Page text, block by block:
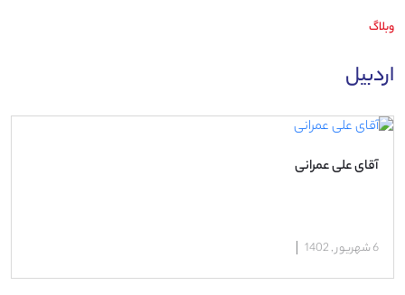
وبلاگ
اردبیل
آقای علی عمرانی
6 شهریور , 1402